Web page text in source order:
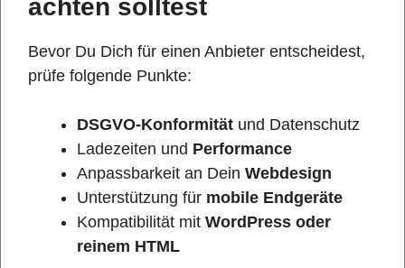
achten solltest
Bevor Du Dich für einen Anbieter entscheidest,
prüfe folgende Punkte:
DSGVO-Konformität und Datenschutz
Ladezeiten und Performance
Anpassbarkeit an Dein Webdesign
Unterstützung für mobile Endgeräte
Kompatibilität mit WordPress oder
reinem HTML